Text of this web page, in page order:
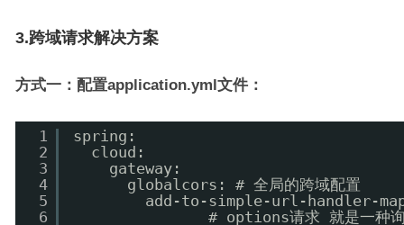
3.跨域请求解决方案
方式一：配置application.yml文件：
1
2
3
4
5
6
spring:
cloud:
gateway:
globalcors: # 全局的跨域配置
add-to-simple-url-handler-
# options请求 就是一种询